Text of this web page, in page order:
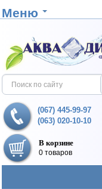
Меню
(067) 445-99-97
(063) 020-10-10
В корзине
0 товаров